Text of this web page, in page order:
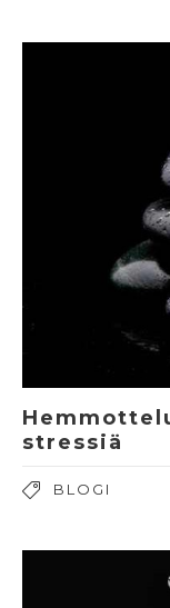
stressiä
BLOGI